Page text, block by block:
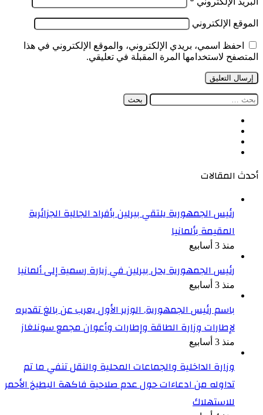
الموقع الإلكتروني
احفظ اسمي، بريدي الإلكتروني، والموقع الإلكتروني في هذا
المتصفح لاستخدامها المرة المقبلة في تعليقي.
البحث
أحدث المقالات
رئيس الجمهورية يلتقي ببرلين بأفراد الجالية الجزائرية
المقيمة بألمانيا
منذ 3 أسابيع
رئيس الجمهورية يحل ببرلين في زيارة رسمية إلى ألمانيا
منذ 3 أسابيع
باسم رئيس الجمهورية, الوزير الأول يعرب عن بالغ تقديره
لإطارات وزارة الطاقة وإطارات وأعوان مجمع سونلغاز
منذ 3 أسابيع
وزارة الداخلية والجماعات المحلية والنقل تنفي ما تم
تداوله من ادعاءات حول عدم صلاحية فاكهة البطيخ الأحمر
للاستهلاك